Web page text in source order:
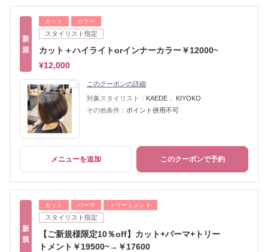
新
規
カット カラー
スタイリスト指定
カット＋ハイライトorインナーカラー￥12000~
¥12,000
このクーポンの詳細
対象スタイリスト： KAEDE 、KIYOKO
その他条件： ポイント併用不可
メニューを追加 このクーポンで予約
新
規
カット パーマ トリートメント
スタイリスト指定
【ご新規様限定10％off】カット+パーマ+トリー
トメント￥19500~→￥17600